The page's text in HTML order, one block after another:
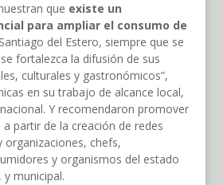
que existe un
para ampliar el consumo de
del Estero, siempre que se
fortalezca la difusión de sus
culturales y gastronómicos”,
en su trabajo de alcance local,
Y recomendaron promover
partir de la creación de redes
chefs,
y organismos del estado
municipal.